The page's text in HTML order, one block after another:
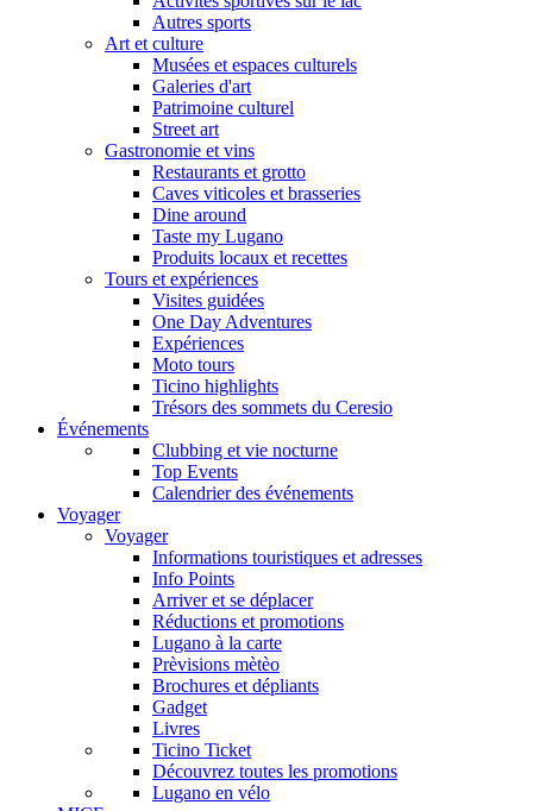
Autres sports
Art et culture
Musées et espaces culturels
Galeries d'art
Patrimoine culturel
Street art
Gastronomie et vins
Restaurants et grotto
Caves viticoles et brasseries
Dine around
Taste my Lugano
Produits locaux et recettes
Tours et expériences
Visites guidées
One Day Adventures
Expériences
Moto tours
Ticino highlights
Trésors des sommets du Ceresio
Événements
Clubbing et vie nocturne
Top Events
Calendrier des événements
Voyager
Voyager
Informations touristiques et adresses
Info Points
Arriver et se déplacer
Réductions et promotions
Lugano à la carte
Prèvisions mètèo
Brochures et dépliants
Gadget
Livres
Ticino Ticket
Découvrez toutes les promotions
Lugano en vélo